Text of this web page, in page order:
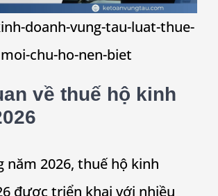
doanh-vung-tau-luat-thue-
moi-chu-ho-nen-biet
về thuế hộ kinh
năm 2026, thuế hộ kinh
được triển khai với nhiều